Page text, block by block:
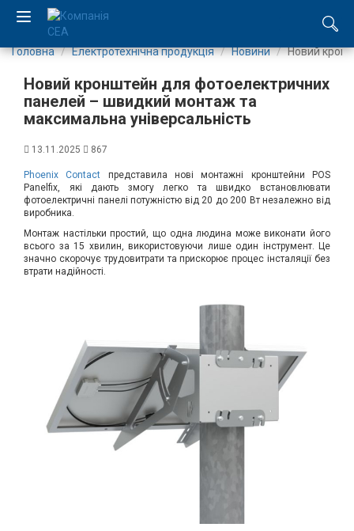
RU
Компанія
Каталог
Виробництво
Послуги
Вхід/
авторизація
Виробники
Головна Електротехнічна продукція Новини Новий
Новий кронштейн для фотоелектричних
панелей – швидкий монтаж та
максимальна універсальність
13.11.2025 867
Phoenix Contact представила нові монтажні кронштейни POS
Panelfix, які дають змогу легко та швидко встановлювати
фотоелектричні панелі потужністю від 20 до 200 Вт незалежно від
виробника.
Монтаж настільки простий, що одна людина може виконати його
всього за 15 хвилин, використовуючи лише один інструмент. Це
значно скорочує трудовитрати та прискорює процес інсталяції без
втрати надійності.